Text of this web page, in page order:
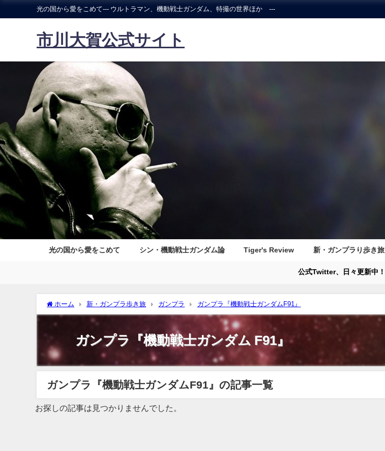
光の国から愛をこめて--- ウルトラマン、機動戦士ガンダム、特撮の世界ほか ---
市川大賀公式サイト
光の国から愛をこめて シン・機動戦士ガンダム論 Tiger's Review 新・ガンプラり歩き旅
公式Twitter、日々更新中！
ホーム 新・ガンプラ歩き旅 ガンプラ ガンプラ『機動戦士ガンダムF91』
ガンプラ『機動戦士ガンダム F91』
ガンプラ『機動戦士ガンダムF91』の記事一覧
お探しの記事は見つかりませんでした。